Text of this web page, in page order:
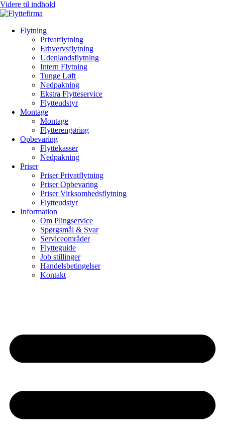
Videre til indhold
Flytning
Privatflytning
Erhvervsflytning
Udenlandsflytning
Intern Flytning
Tunge Løft
Nedpakning
Ekstra Flytteservice
Flytteudstyr
Montage
Montage
Flytterengøring
Opbevaring
Flyttekasser
Nedpakning
Priser
Priser Privatflytning
Priser Opbevaring
Priser Virksomhedsflytning
Flytteudstyr
Information
Om Plingservice
Spørgsmål & Svar
Serviceområder
Flytteguide
Job stillinger
Handelsbetingelser
Kontakt